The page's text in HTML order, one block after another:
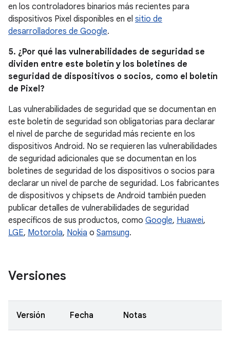
en los controladores binarios más recientes para
dispositivos Pixel disponibles en el sitio de
desarrolladores de Google.
5. ¿Por qué las vulnerabilidades de seguridad se
dividen entre este boletín y los boletines de
seguridad de dispositivos o socios, como el boletín
de Pixel?
Las vulnerabilidades de seguridad que se documentan en
este boletín de seguridad son obligatorias para declarar
el nivel de parche de seguridad más reciente en los
dispositivos Android. No se requieren las vulnerabilidades
de seguridad adicionales que se documentan en los
boletines de seguridad de los dispositivos o socios para
declarar un nivel de parche de seguridad. Los fabricantes
de dispositivos y chipsets de Android también pueden
publicar detalles de vulnerabilidades de seguridad
específicos de sus productos, como Google, Huawei,
LGE, Motorola, Nokia o Samsung.
Versiones
Versión Fecha Notas